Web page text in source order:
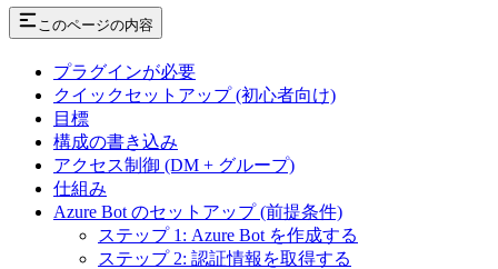
このページの内容
プラグインが必要
クイックセットアップ (初心者向け)
目標
構成の書き込み
アクセス制御 (DM + グループ)
仕組み
Azure Bot のセットアップ (前提条件)
ステップ 1: Azure Bot を作成する
ステップ 2: 認証情報を取得する